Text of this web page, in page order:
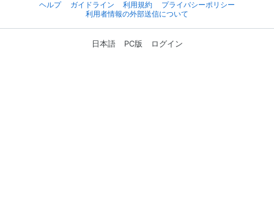
ヘルプ
ガイドライン 利用規約
プライバシーポリシー
利用者情報の外部送信について
日本語 PC版 ログイン